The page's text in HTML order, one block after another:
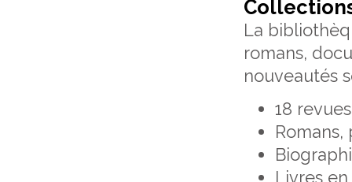
La
romans,
nouveautés
18
Romans,
Livres